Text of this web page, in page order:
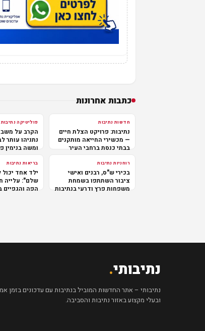
כתבות אחרונות
חדשות נתיבות
נתיבות: פרויקט הצלת חיים
— מכשירי החייאה מותקנים
בבתי כנסת ברחבי העיר
פוליטיקה נתיבות
הקרב על
נתניהו
ומשה בנימין
רוחניות נתיבות
בכירי ש"ס, רבנים ואישי
ציבור השתתפו בשמחת
משפחות פרץ ודרעי בנתיבות
בריאות נתיבות
ילד אחד יכול
שלם": עלייה
הפה והגפיים
נתיבותי.
נתיבותי – אתר החדשות המוביל בנתיבות עם עדכונים בזמן
ובעלי מקצוע באזור נתיבות והסביבה.